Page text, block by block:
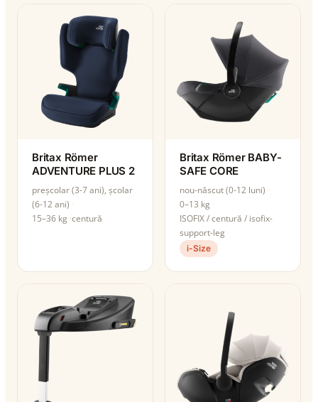
Britax Römer
ADVENTURE PLUS 2
preșcolar (3-7 ani), școlar
(6-12 ani)
15–36 kg centură
Britax Römer BABY-
SAFE CORE
nou-născut (0-12 luni)
0–13 kg
ISOFIX / centură / isofix-
support-leg
i-Size